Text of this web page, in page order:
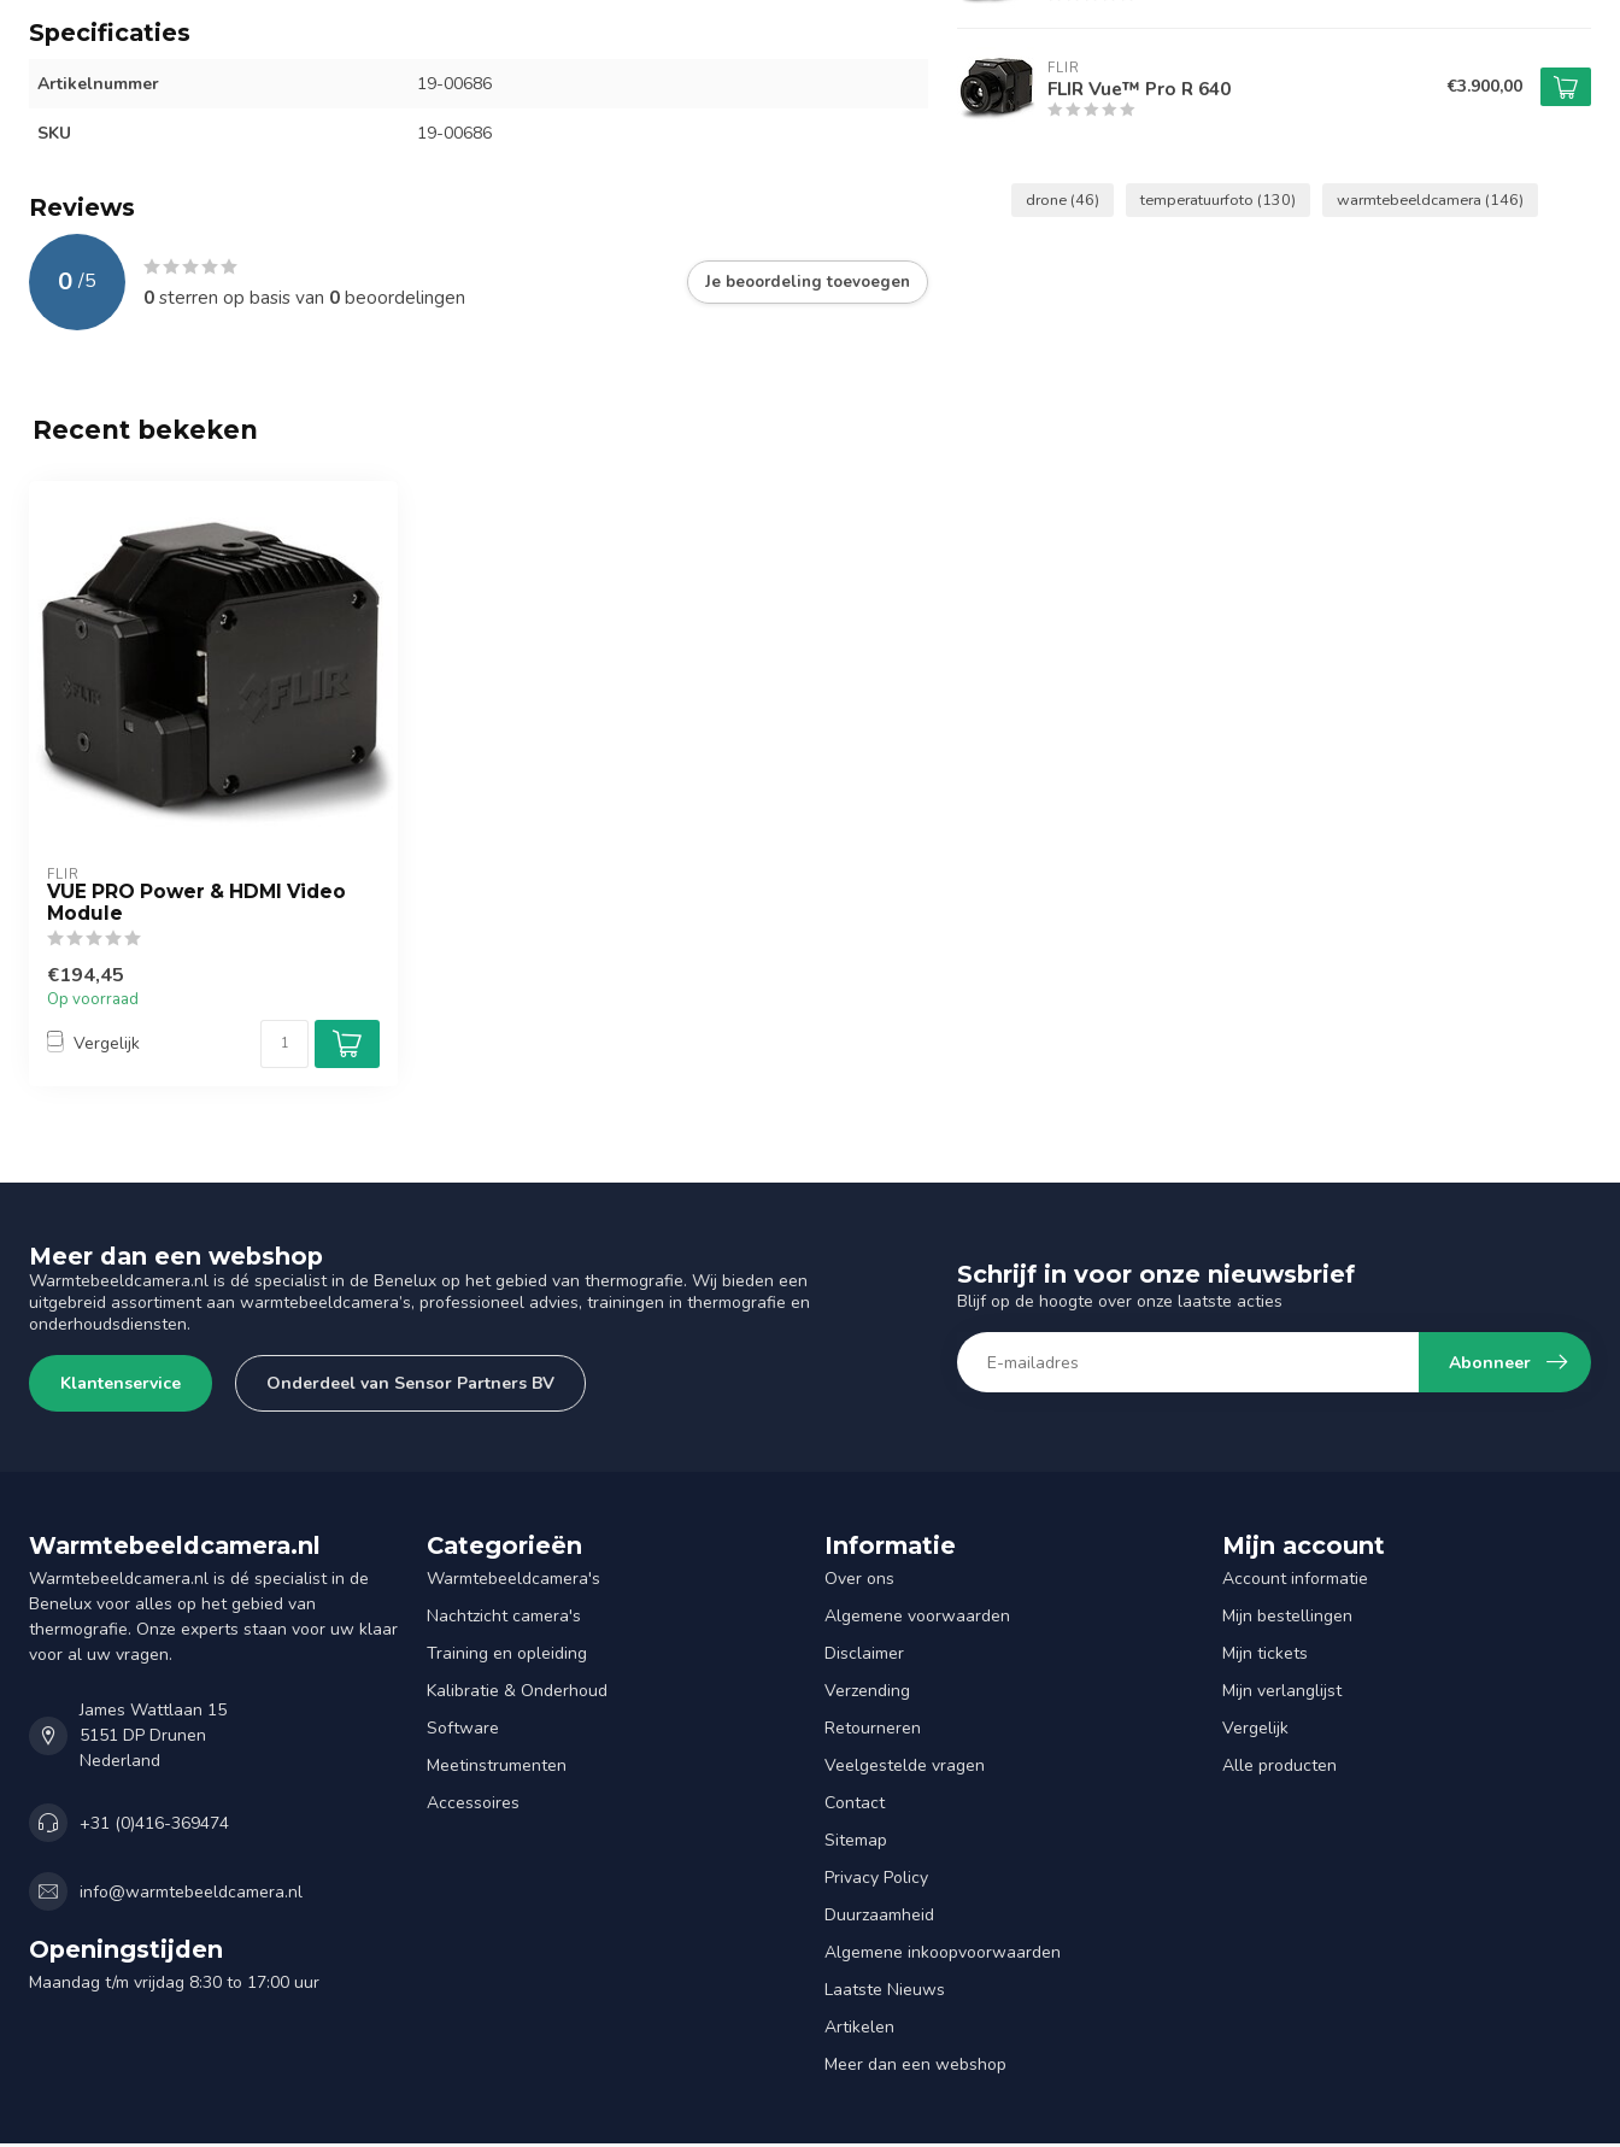
Specificaties
Artikelnummer 19-00686
SKU 19-00686
Reviews
0 /5
0sterren op basis van 0beoordelingen
Je beoordeling toevoegen
FLIR
FLIR Vue™ Pro R 640 €3.900,00
drone (46) temperatuurfoto (130) warmtebeeldcamera (146)
Recent bekeken
FLIR
VUE PRO Power & HDMI Video
Module
€194,45
Op voorraad
Vergelijk
Meer dan een webshop
Warmtebeeldcamera.nl is dé specialist in de Benelux op het gebied van thermografie. Wij bieden een
uitgebreid assortiment aan warmtebeeldcamera’s, professioneel advies, trainingen in thermografie en
onderhoudsdiensten.
Klantenservice Onderdeel van Sensor Partners BV
Schrijf in voor onze nieuwsbrief
Blijf op de hoogte over onze laatste acties
Abonneer
Warmtebeeldcamera.nl
Warmtebeeldcamera.nl is dé specialist in de
Benelux voor alles op het gebied van
thermografie. Onze experts staan voor uw klaar
voor al uw vragen.
James Wattlaan 15
5151 DP Drunen
Nederland
+31 (0)416-369474
info@warmtebeeldcamera.nl
Openingstijden
Maandag t/m vrijdag 8:30 to 17:00 uur
Categorieën
Warmtebeeldcamera's
Nachtzicht camera's
Training en opleiding
Kalibratie & Onderhoud
Software
Meetinstrumenten
Accessoires
Informatie
Over ons
Algemene voorwaarden
Disclaimer
Verzending
Retourneren
Veelgestelde vragen
Contact
Sitemap
Privacy Policy
Duurzaamheid
Algemene inkoopvoorwaarden
Laatste Nieuws
Artikelen
Meer dan een webshop
Mijn account
Account informatie
Mijn bestellingen
Mijn tickets
Mijn verlanglijst
Vergelijk
Alle producten